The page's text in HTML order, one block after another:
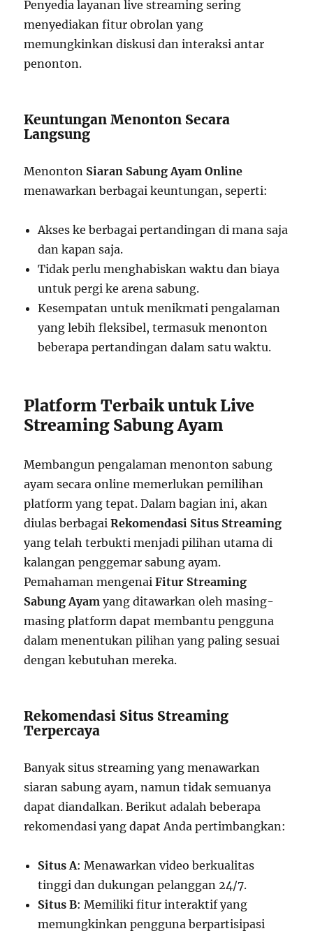
Penyedia layanan live streaming sering
menyediakan fitur obrolan yang
memungkinkan diskusi dan interaksi antar
penonton.
Keuntungan Menonton Secara
Langsung
Menonton Siaran Sabung Ayam Online
menawarkan berbagai keuntungan, seperti:
Akses ke berbagai pertandingan di mana saja
dan kapan saja.
Tidak perlu menghabiskan waktu dan biaya
untuk pergi ke arena sabung.
Kesempatan untuk menikmati pengalaman
yang lebih fleksibel, termasuk menonton
beberapa pertandingan dalam satu waktu.
Platform Terbaik untuk Live
Streaming Sabung Ayam
Membangun pengalaman menonton sabung
ayam secara online memerlukan pemilihan
platform yang tepat. Dalam bagian ini, akan
diulas berbagaiRekomendasi Situs Streaming
yang telah terbukti menjadi pilihan utama di
kalangan penggemar sabung ayam.
Pemahaman mengenaiFitur Streaming
Sabung Ayam yang ditawarkan oleh masing-
masing platform dapat membantu pengguna
dalam menentukan pilihan yang paling sesuai
dengan kebutuhan mereka.
Rekomendasi Situs Streaming
Terpercaya
Banyak situs streaming yang menawarkan
siaran sabung ayam, namun tidak semuanya
dapat diandalkan. Berikut adalah beberapa
rekomendasi yang dapat Anda pertimbangkan:
Situs A: Menawarkan video berkualitas
tinggi dan dukungan pelanggan 24/7.
Situs B: Memiliki fitur interaktif yang
memungkinkan pengguna berpartisipasi